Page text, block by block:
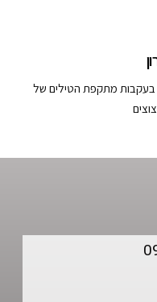
בעקבות מתקפת הטילים של